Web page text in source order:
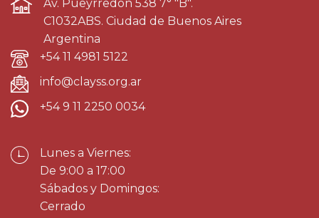
Av. Pueyrredón 538 7° "B".
C1032ABS. Ciudad de Buenos Aires
Argentina
+54 11 4981 5122
info@clayss.org.ar
+54 9 11 2250 0034
Lunes a Viernes:
De 9:00 a 17:00
Sábados y Domingos:
Cerrado